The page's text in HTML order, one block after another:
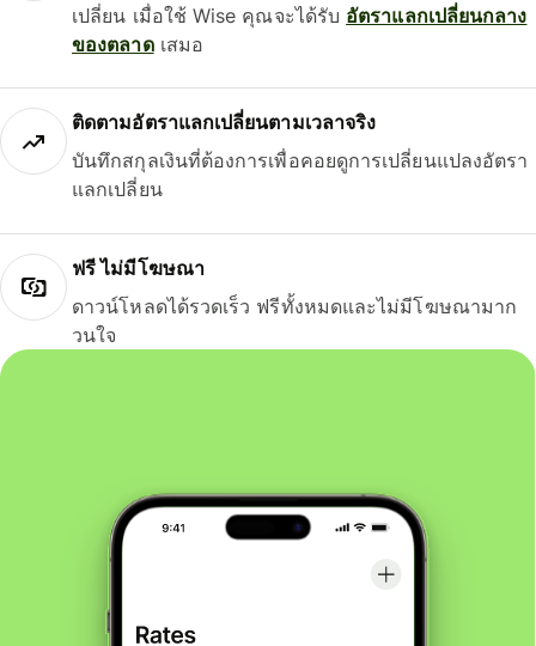
เปลี่ยน เมื่อใช้ Wise คุณจะได้รับ อัตราแลกเปลี่ยนกลาง
ของตลาดเสมอ
ติดตามอัตราแลกเปลี่ยนตามเวลาจริง
บันทึกสกุลเงินที่ต้องการเพื่อคอยดูการเปลี่ยนแปลงอัตรา
แลกเปลี่ยน
ฟรี ไม่มีโฆษณา
ดาวน์โหลดได้รวดเร็ว ฟรีทั้งหมดและไม่มีโฆษณามาก
วนใจ